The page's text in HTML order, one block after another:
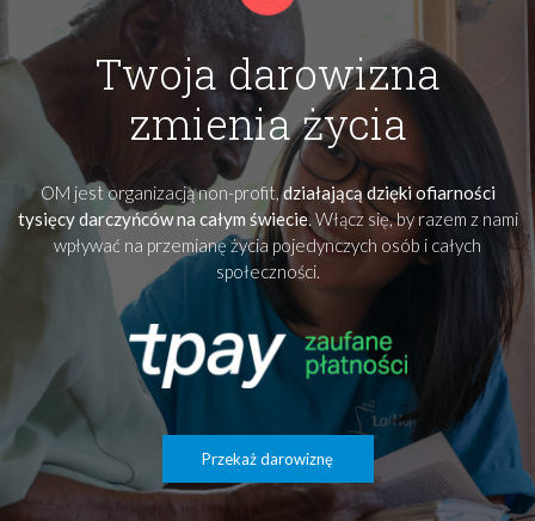
Twoja darowizna
zmienia życia
OM jest organizacją non-profit,działającą dzięki ofiarności
tysięcy darczyńców na całym świecie. Włącz się, by razem z nami
wpływać na przemianę życia pojedynczych osób i całych
społeczności.
Przekaż darowiznę